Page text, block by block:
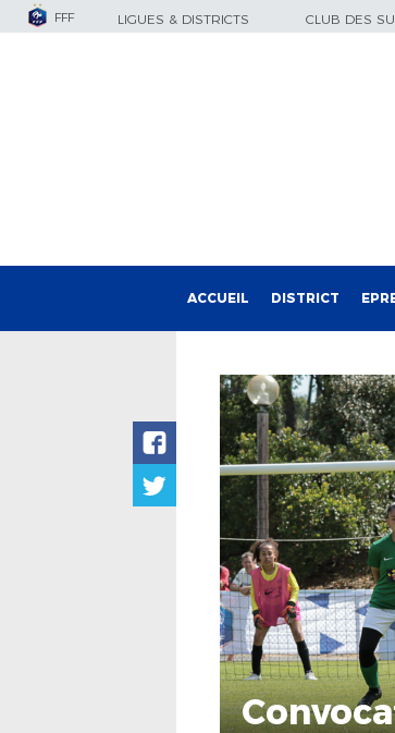
FFF LIGUES & DISTRICTS CLUB DES
ACCUEIL DISTRICT